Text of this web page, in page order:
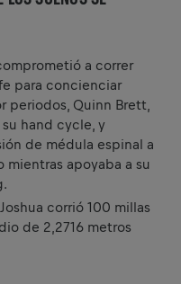
a correr
para concienciar
periodos, Quinn Brett,
hand cycle, y
de médula espinal a
mientras apoyaba a su
corrió 100 millas
de 2,2716 metros